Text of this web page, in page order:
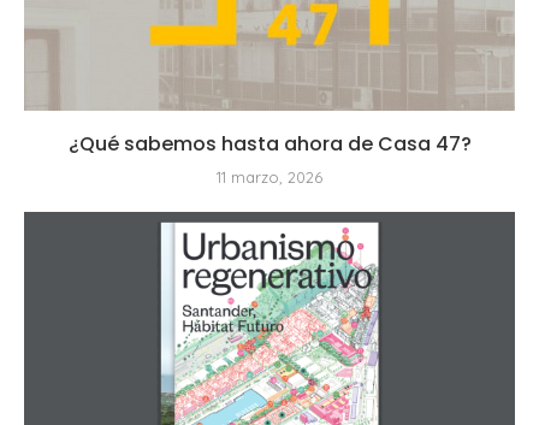
¿Qué sabemos hasta ahora de Casa 47?
11 marzo, 2026